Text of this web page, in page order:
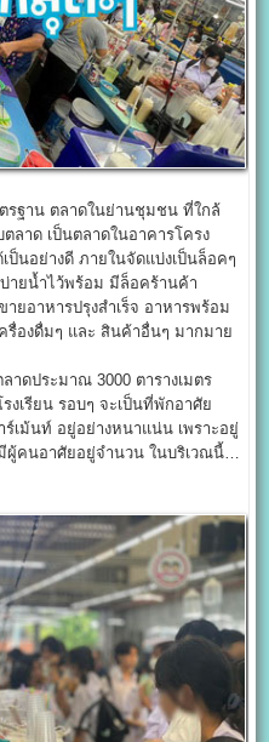
รฐาน ตลาดในย่านชุมชน ที่ใกล้
ลาด เป็นตลาดในอาคารโครง
นอย่างดี ภายในจัดแบ่งเป็นล็อคๆ
ายน้ำไว้พร้อม มีล็อคร้านค้า
ยอาหารปรุงสำเร็จ อาหารพร้อม
รื่องดื่มๆ และ สินค้าอื่นๆ มากมาย
ดประมาณ 3000 ตารางเมตร
เรียน รอบๆ จะเป็นที่พักอาศัย
เม้นท์ อยู่อย่างหนาแน่น เพราะอยู่
ผู้คนอาศัยอยู่จำนวน ในบริเวณนี้…